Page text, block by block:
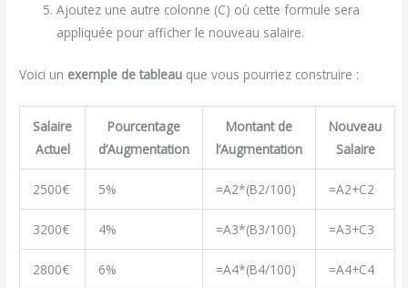
Ajoutez une autre colonne (C) où cette formule sera
appliquée pour afficher le nouveau salaire.
Voici un exemple de tableau que vous pourriez construire :
Salaire
Actuel
Pourcentage
d’Augmentation
Montant de
l’Augmentation
Nouveau
Salaire
2500€ 5% =A2*(B2/100) =A2+C2
3200€ 4% =A3*(B3/100) =A3+C3
2800€ 6% =A4*(B4/100) =A4+C4